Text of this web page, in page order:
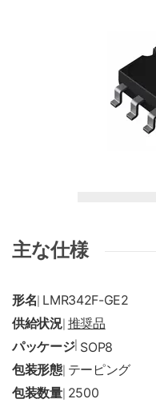
主な仕様
形名 LMR342F-GE2
供給状況| 推奨品
パッケージ| SOP8
包装形態| テーピング
包装数量| 2500